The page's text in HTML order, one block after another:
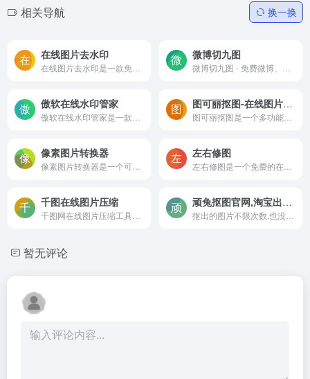
相关导航 换一换
在线图片去水印 微博切九图
傲软在线水印管家 图可丽抠图-在线图片编辑软件，一键抠图、视频剪辑、照片动漫，让图片编辑变得简单有趣
像素图片转换器 左右修图
千图在线图片压缩 顽兔抠图官网,淘宝出品的免费在线抠图神器
暂无评论